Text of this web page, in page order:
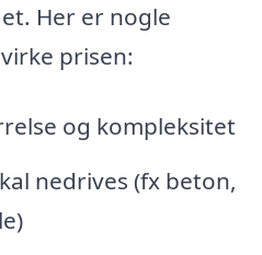
Her er nogle
prisen:
og kompleksitet
nedrives (fx beton,